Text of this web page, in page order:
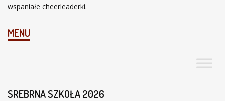
wspaniałe cheerleaderki.
MENU
SREBRNA SZKOŁA 2026